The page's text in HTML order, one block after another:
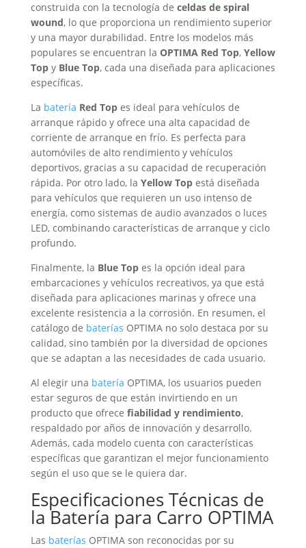
construida con la tecnología de celdas de spiral
wound, lo que proporciona un rendimiento superior
y una mayor durabilidad. Entre los modelos más
populares se encuentran la OPTIMA Red Top, Yellow
Topy Blue Top, cada una diseñada para aplicaciones
específicas.
La batería Red Topes ideal para vehículos de
arranque rápido y ofrece una alta capacidad de
corriente de arranque en frío. Es perfecta para
automóviles de alto rendimiento y vehículos
deportivos, gracias a su capacidad de recuperación
rápida. Por otro lado, la Yellow Topestá diseñada
para vehículos que requieren un uso intenso de
energía, como sistemas de audio avanzados o luces
LED, combinando características de arranque y ciclo
profundo.
Finalmente, la Blue Topes la opción ideal para
embarcaciones y vehículos recreativos, ya que está
diseñada para aplicaciones marinas y ofrece una
excelente resistencia a la corrosión. En resumen, el
catálogo de baterías OPTIMA no solo destaca por su
calidad, sino también por la diversidad de opciones
que se adaptan a las necesidades de cada usuario.
Al elegir una batería OPTIMA, los usuarios pueden
estar seguros de que están invirtiendo en un
producto que ofrece fiabilidad y rendimiento,
respaldado por años de innovación y desarrollo.
Además, cada modelo cuenta con características
específicas que garantizan el mejor funcionamiento
según el uso que se le quiera dar.
Especificaciones Técnicas de
la Batería para Carro OPTIMA
Las baterías OPTIMA son reconocidas por su